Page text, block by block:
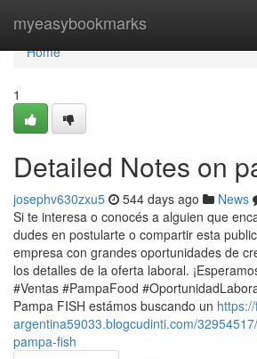
myeasybookmarks
Home
Home
1
Detailed Notes on
josephv630zxu5 544 days ago News
Si te interesa o conocés a alguien que
dudes en postularte o compartir esta
empresa con grandes oportunidades de
los detalles de la oferta laboral.
#Ventas #PampaFood
Pampa FISH estámos buscando un
argentina59033.blogcudinti.com/
pampa-fish